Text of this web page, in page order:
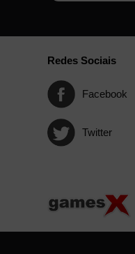
Redes Sociais
Facebook
Twitter